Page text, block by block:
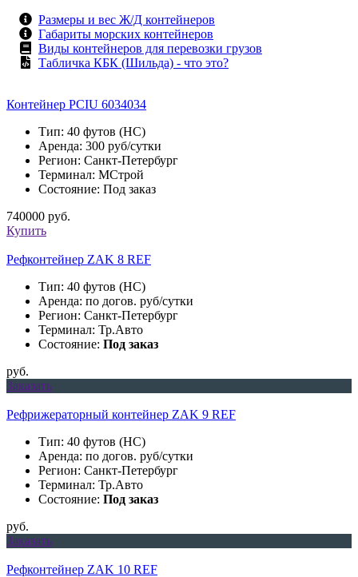
Размеры и вес Ж/Д контейнеров
Габариты морских контейнеров
Виды контейнеров для перевозки грузов
Табличка КБК (Шильда) - что это?
Контейнер PCIU 6034034
Тип: 40 футов (HC)
Аренда: 300 руб/сутки
Регион: Санкт-Петербург
Терминал: МСтрой
Состояние: Под заказ
740000 руб.
Купить
Рефконтейнер ZAK 8 REF
Тип: 40 футов (HC)
Аренда: по догов. руб/сутки
Регион: Санкт-Петербург
Терминал: Тр.Авто
Состояние: Под заказ
руб.
Заказать
Рефрижераторный контейнер ZAK 9 REF
Тип: 40 футов (HC)
Аренда: по догов. руб/сутки
Регион: Санкт-Петербург
Терминал: Тр.Авто
Состояние: Под заказ
руб.
Заказать
Рефконтейнер ZAK 10 REF